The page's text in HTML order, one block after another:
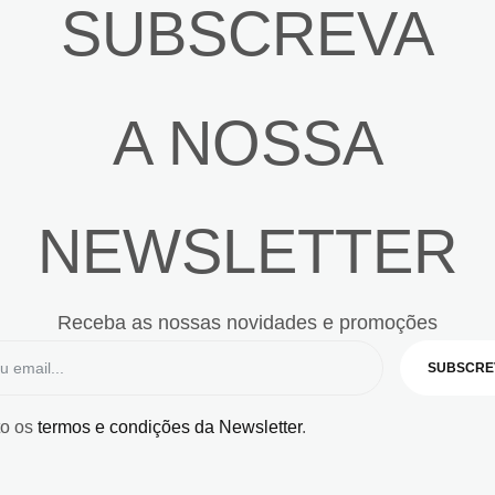
SUBSCREVA
A NOSSA
NEWSLETTER
Receba as nossas novidades e promoções
os termos e condições da Newsletter.